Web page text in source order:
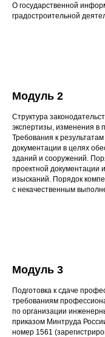
О государственной
градостроительной
Модуль 2
Структура
экспертизы, изменения в
Требования к
документации в целях
зданий и сооружений.
проектной документации
изысканий. Порядок
с некачественным
Модуль 3
Подготовка к сдаче
требованиям
по организации
приказом Минтруда
номер 1561